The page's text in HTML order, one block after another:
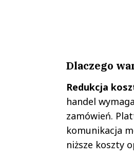
Dlaczego
Redukcja
handel
zamówień.
komunikacja
niższe koszty